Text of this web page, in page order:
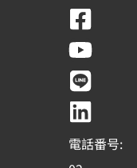
F
a
c
e
b
o
o
Y
o
u
t
u
b
e
L
i
n
e
L
i
n
k
e
d
i
電話番号: